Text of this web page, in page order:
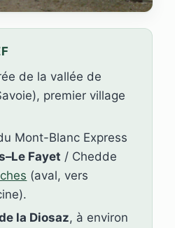
de la vallée de
premier village
Mont-Blanc Express
Fayet / Chedde
(aval, vers
la Diosaz, à environ